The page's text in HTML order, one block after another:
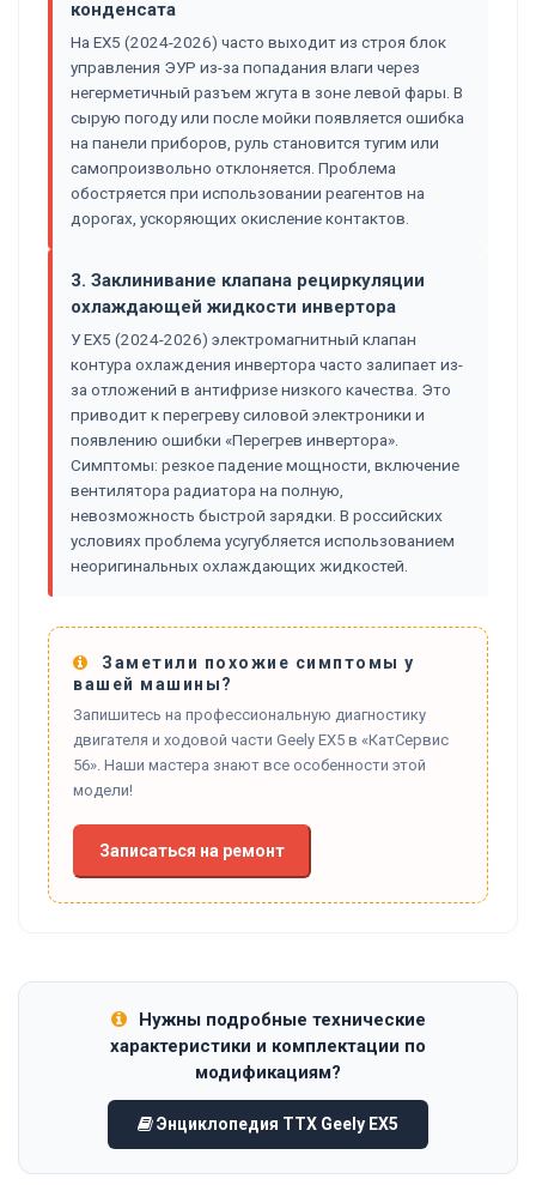
конденсата
На EX5 (2024-2026) часто выходит из строя блок
управления ЭУР из-за попадания влаги через
негерметичный разъем жгута в зоне левой фары. В
сырую погоду или после мойки появляется ошибка
на панели приборов, руль становится тугим или
самопроизвольно отклоняется. Проблема
обостряется при использовании реагентов на
дорогах, ускоряющих окисление контактов.
3. Заклинивание клапана рециркуляции
охлаждающей жидкости инвертора
У EX5 (2024-2026) электромагнитный клапан
контура охлаждения инвертора часто залипает из-
за отложений в антифризе низкого качества. Это
приводит к перегреву силовой электроники и
появлению ошибки «Перегрев инвертора».
Симптомы: резкое падение мощности, включение
вентилятора радиатора на полную,
невозможность быстрой зарядки. В российских
условиях проблема усугубляется использованием
неоригинальных охлаждающих жидкостей.
Заметили похожие симптомы у
вашей машины?
Запишитесь на профессиональную диагностику
двигателя и ходовой части Geely EX5 в «КатСервис
56». Наши мастера знают все особенности этой
модели!
Записаться на ремонт
Нужны подробные технические
характеристики и комплектации по
модификациям?
Энциклопедия ТТХ Geely EX5